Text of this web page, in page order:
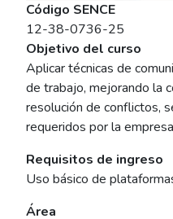
Código SENCE
12-38-0736-25
Objetivo del curso
Aplicar técnicas de
de trabajo, mejorando la
resolución de conflictos,
requeridos por la
Requisitos de ingreso
Uso básico de
Área